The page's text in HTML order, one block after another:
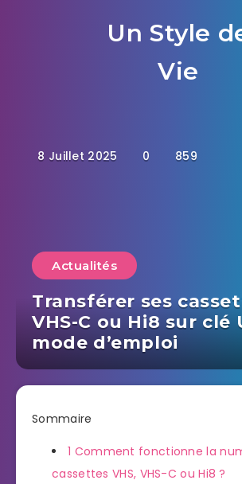
Un Style
Vie
8 Juillet 2025 0 859
Actualités
Transférer ses
VHS-C ou Hi8 sur clé
mode d’emploi
Sommaire
1 Comment fonctionne la
cassettes VHS, VHS-C ou Hi8 ?